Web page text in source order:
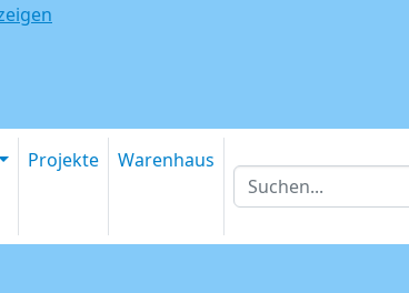
Projekte Warenhaus
Suche